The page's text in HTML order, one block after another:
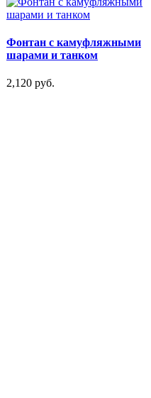
Фонтан с камуфляжными
шарами и танком
2,120 руб.